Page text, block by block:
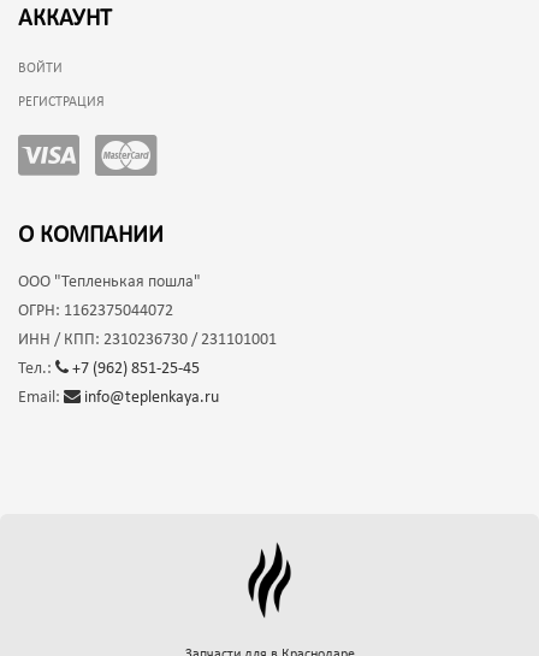
АККАУНТ
ВОЙТИ
РЕГИСТРАЦИЯ
О КОМПАНИИ
ООО "Тепленькая пошла"
ОГРН: 1162375044072
ИНН / КПП: 2310236730 / 231101001
Тел.:
+7 (962) 851-25-45
Email:
info@teplenkaya.ru